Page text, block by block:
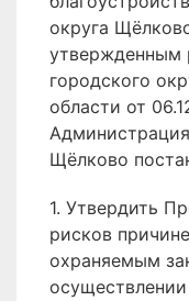
округа
утвержденным
городского
области от
Щёлково
1. Утвердить
рисков
охраняемым